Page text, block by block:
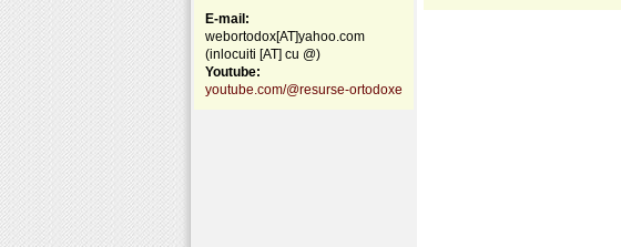
E-mail:
webortodox[AT]yahoo.com
(inlocuiti [AT] cu @)
Youtube:
youtube.com/@resurse-ortodoxe